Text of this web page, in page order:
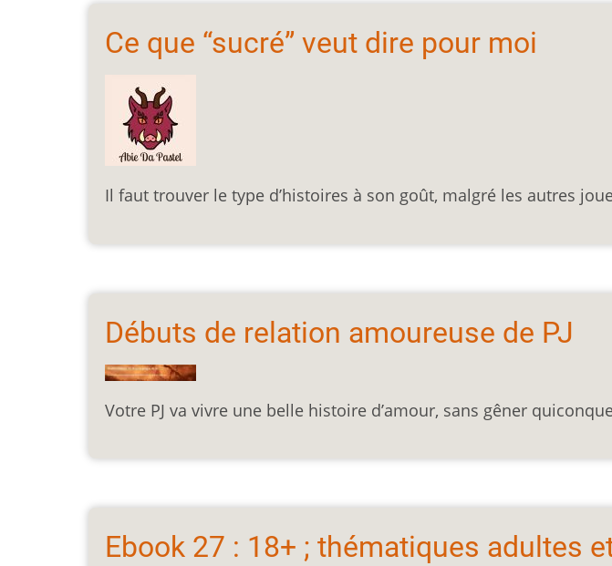
Ce que “sucré” veut dire pour moi
Il faut trouver le type d’histoires à son goût, malgré les autres
Débuts de relation amoureuse de PJ
Votre PJ va vivre une belle histoire d’amour, sans gêner
Ebook 27 : 18+ ; thématiques adultes